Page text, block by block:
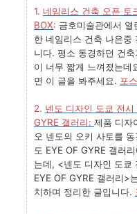
1. 네임리스 건축 오픈 토
BOX: 금호미술관에서 열
한 네임리스 건축 나은중
니다. 평소 동경하던 건
이 너무 짧게 느껴졌는데
면 이 글을 봐주세요. 포
2. 넨도 디자인 도쿄 전시
GYRE 갤러리: 제품 디자
오 넨도의 오키 사토를
도 EYE OF GYRE 갤러
는데, <넨도 디자인 도쿄
EYE OF GYRE 갤러리>
치하며 정리한 글입니다.